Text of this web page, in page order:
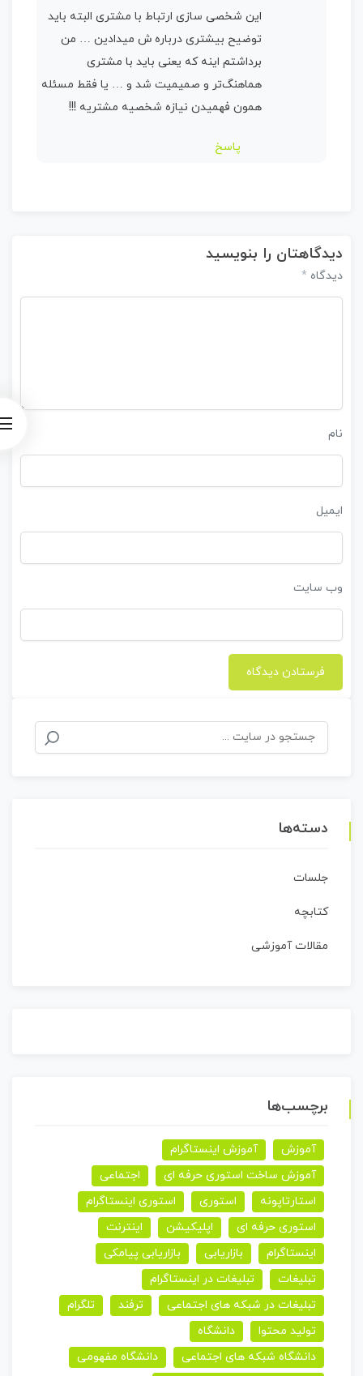
این شخصی سازی ارتباط با مشتری البته باید
توضیح بیشتری درباره ش میدادین … من
برداشتم اینه که یعنی باید با مشتری
هماهنگ‌تر و صمیمیت شد و … یا فقط مسئله
همون فهمیدن نیازه شخصیه مشتریه !!!
پاسخ
دیدگاهتان را بنویسید
دیدگاه *
نام
ایمیل
وب‌ سایت
جستجو
برای:
دسته‌ها
جلسات
کتابچه
مقالات آموزشی
برچسب‌ها
آموزش
آموزش اینستاگرام
آموزش ساخت استوری حرفه ای
اجتماعی
استارتاپونه
استوری
استوری اینستاگرام
استوری حرفه ای
اپلیکیشن
اینترنت
اینستاگرام
بازاریابی
بازاریابی پیامکی
تبلیغات
تبلیغات در اینستاگرام
تبلیغات در شبکه های اجتماعی
ترفند
تلگرام
تولید محتوا
دانشگاه
دانشگاه شبکه های اجتماعی
دانشگاه مفهومی